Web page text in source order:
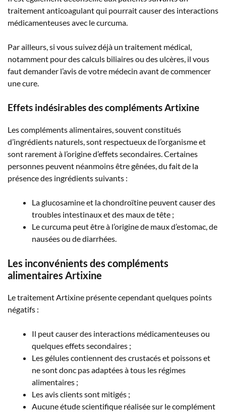
traitement anticoagulant qui pourrait causer des interactions
médicamenteuses avec le curcuma.
Par ailleurs, si vous suivez déjà un traitement médical,
notamment pour des calculs biliaires ou des ulcères, il vous
faut demander l’avis de votre médecin avant de commencer
une cure.
Effets indésirables des compléments Artixine
Les compléments alimentaires, souvent constitués
d’ingrédients naturels, sont respectueux de l’organisme et
sont rarement à l’origine d’effets secondaires. Certaines
personnes peuvent néanmoins être gênées, du fait de la
présence des ingrédients suivants :
La glucosamine et la chondroïtine peuvent causer des
troubles intestinaux et des maux de tête ;
Le curcuma peut être à l’origine de maux d’estomac, de
nausées ou de diarrhées.
Les inconvénients des compléments
alimentaires Artixine
Le traitement Artixine présente cependant quelques points
négatifs :
Il peut causer des interactions médicamenteuses ou
quelques effets secondaires ;
Les gélules contiennent des crustacés et poissons et
ne sont donc pas adaptées à tous les régimes
alimentaires ;
Les avis clients sont mitigés ;
Aucune étude scientifique réalisée sur le complément